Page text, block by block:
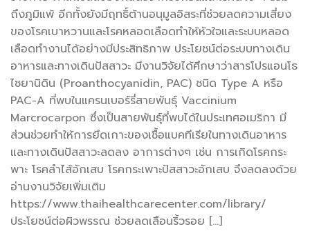
ถึงภูมิแพ้ อีกทั้งยังมีฤทธิ์ต้านอนุมูลอิสระที่ช่วยลดความเสี่ยง
ของโรคเบาหวานและโรคหลอดเลือดทำให้หัวใจและระบบหลอด
เลือดทำงานได้อย่างมีประสิทธิภาพ ประโยชน์ต่อระบบทางเดิน
อาหารและทางเดินปัสสาวะ มีงานวิจัยได้ศึกษาว่าสารโปรแอนโธ
ไซยานิดิน (Proanthocyanidin, PAC) ชนิด Type A หรือ
PAC-A ที่พบในแครนเบอร์รี่สายพันธุ์ Vaccinium
Marcrocarpon ซึ่งเป็นสายพันธุ์ที่พบได้ในประเทศอเมริกา มี
ส่วนช่วยทำให้การยึดเกาะของเชื้อแบคทีเรียในทางเดินอาหาร
และทางเดินปัสสาวะลดลง อาการต่างๆ เช่น การเกิดโรคกระ
พาะ โรคลำไส้อักเสบ โรคกระเพาะปัสสาวะอักเสบ จึงลดลงด้วย
อ่านงานวิจัยเพิ่มเติม
https://www.thaihealthcarecenter.com/library/
ประโยชน์ต่อผิวพรรณ ช่วยลดเลือนริ้วรอย […]